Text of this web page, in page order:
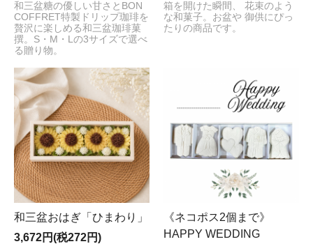
和三盆糖の優しい甘さとBON
COFFRET特製ドリップ珈琲を
贅沢に楽しめる和三盆珈琲菓
撰。S・M・Lの3サイズで選べ
る贈り物。
箱を開けた瞬間、 花束のよう
な和菓子。お盆や 御供にぴっ
たりの商品です。
和三盆おはぎ「ひまわり」
3,672円(税272円)
《ネコポス2個まで》
HAPPY WEDDING